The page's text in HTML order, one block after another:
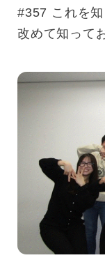
#357 これを知
改めて知って